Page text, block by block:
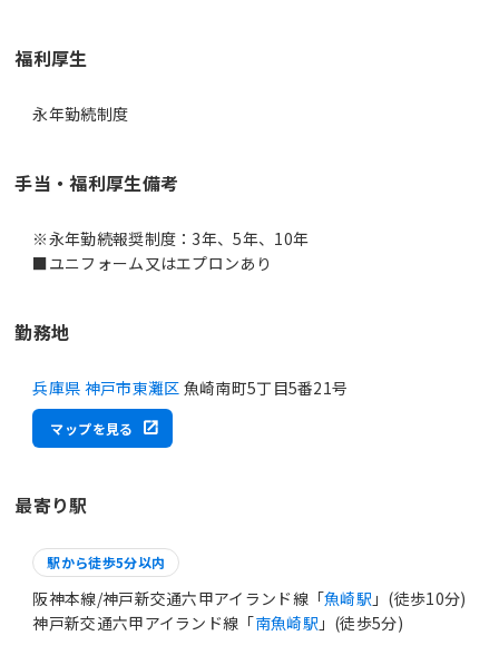
福利厚生
永年勤続制度
手当・福利厚生備考
※永年勤続報奨制度：3年、5年、10年
■ユニフォーム又はエプロンあり
勤務地
兵庫県 神戸市東灘区 魚崎南町5丁目5番21号
マップを見る
最寄り駅
駅から徒歩5分以内
阪神本線/神戸新交通六甲アイランド線「魚崎駅 」(徒歩10分)
神戸新交通六甲アイランド線「南魚崎駅 」(徒歩5分)